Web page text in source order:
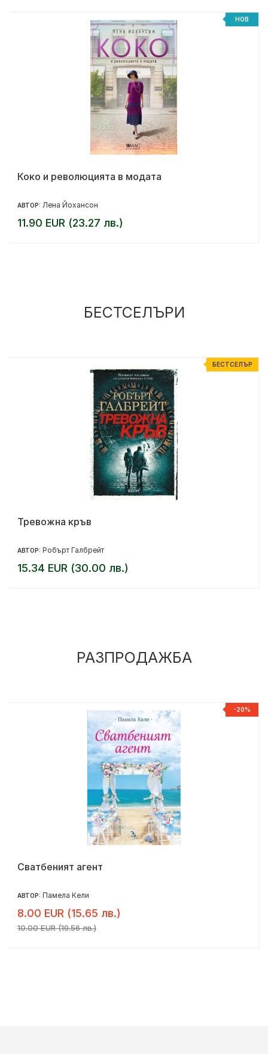
НОВ
Коко и революцията в модата
АВТОР: Лена Йохансон
11.90 EUR (23.27 лв.)
БЕСТСЕЛЪРИ
БЕСТСЕЛЪР
Тревожна кръв
АВТОР: Робърт Галбрейт
15.34 EUR (30.00 лв.)
РАЗПРОДАЖБА
-20%
Сватбеният агент
АВТОР: Памела Кели
8.00 EUR (15.65 лв.)
10.00 EUR (19.56 лв.)